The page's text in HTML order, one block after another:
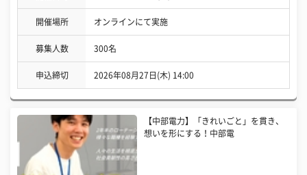
開催場所 オンラインにて実施
募集人数 300名
申込締切 2026年08月27日(木) 14:00
【中部電力】「きれいごと」を貫き、
想いを形にする！中部電